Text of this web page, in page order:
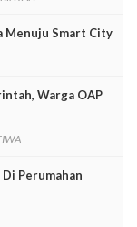
Menuju Smart City
Warga OAP
Perumahan